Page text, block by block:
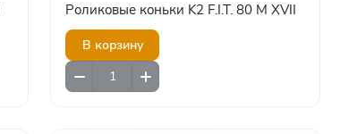
Роликовые коньки K2 F.I.T. 80 M XVII
В корзину